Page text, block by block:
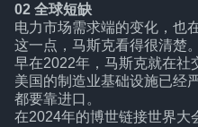
02 全球短缺
电力市场需求端的变化，也
这一点，马斯克看得很清楚。
早在2022年，马斯克就在社
美国的制造业基础设施已经
都要靠进口。
在2024年的博世链接世界大